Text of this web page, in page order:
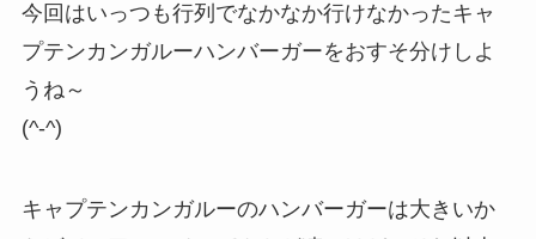
今回はいっつも行列でなかなか行けなかったキャ
プテンカンガルーハンバーガーをおすそ分けしよ
うね～
(^-^)
キャプテンカンガルーのハンバーガーは大きいか